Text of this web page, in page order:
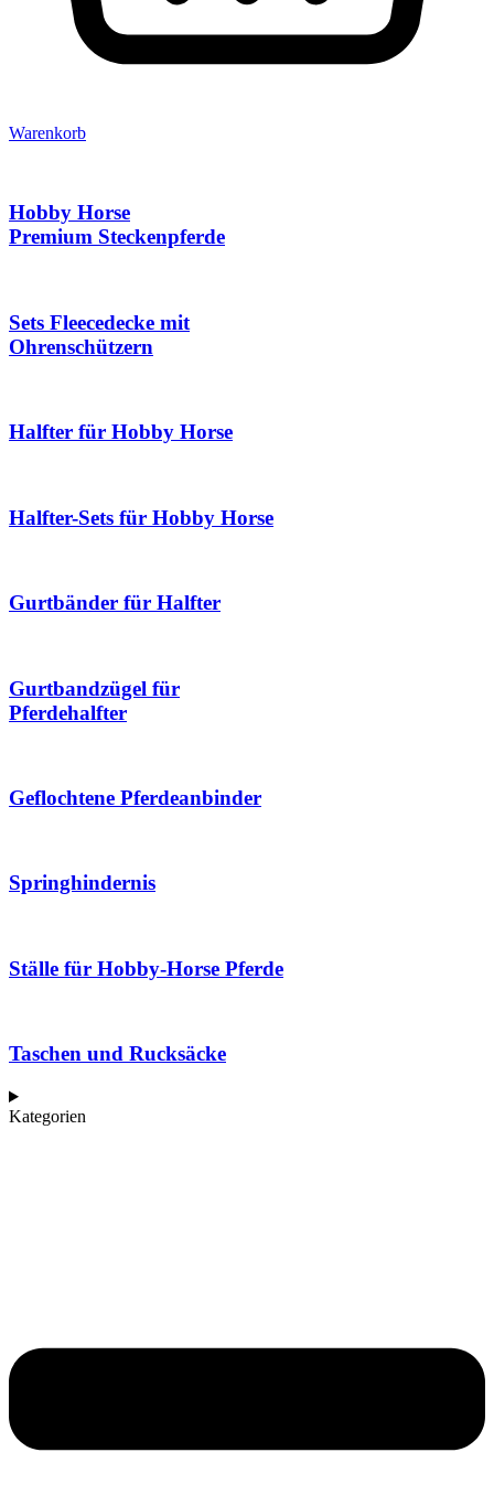
Warenkorb
Hobby Horse
Premium Steckenpferde
Sets Fleecedecke mit
Ohrenschützern
Halfter für Hobby Horse
Halfter-Sets für Hobby Horse
Gurtbänder für Halfter
Gurtbandzügel für
Pferdehalfter
Geflochtene Pferdeanbinder
Springhindernis
Ställe für Hobby-Horse Pferde
Taschen und Rucksäcke
Kategorien